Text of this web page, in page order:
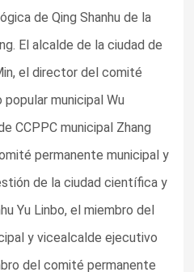
de Qing Shanhu de la
El alcalde de la ciudad de
el director del comité
municipal Wu
CCPPC municipal Zhang
permanente municipal y
de la ciudad científica y
Yu Linbo, el miembro del
y vicealcalde ejecutivo
del comité permanente